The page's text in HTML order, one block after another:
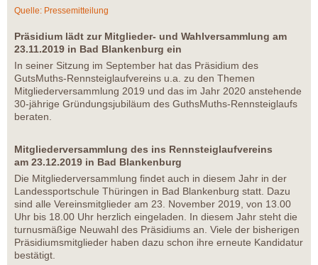
Quelle: Pressemitteilung
Präsidium lädt zur Mitglieder- und Wahlversammlung am
23.11.2019 in Bad Blankenburg ein
In seiner Sitzung im September hat das Präsidium des
GutsMuths-Rennsteiglaufvereins u.a. zu den Themen
Mitgliederversammlung 2019 und das im Jahr 2020 anstehende
30-jährige Gründungsjubiläum des GuthsMuths-Rennsteiglaufs
beraten.
Mitgliederversammlung des ins Rennsteiglaufvereins
am 23.12.2019 in Bad Blankenburg
Die Mitgliederversammlung findet auch in diesem Jahr in der
Landessportschule Thüringen in Bad Blankenburg statt. Dazu
sind alle Vereinsmitglieder am 23. November 2019, von 13.00
Uhr bis 18.00 Uhr herzlich eingeladen. In diesem Jahr steht die
turnusmäßige Neuwahl des Präsidiums an. Viele der bisherigen
Präsidiumsmitglieder haben dazu schon ihre erneute Kandidatur
bestätigt.